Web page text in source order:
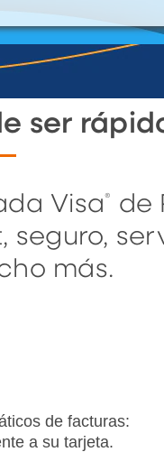
ser
Visa®
de
más.
de facturas:
a su tarjeta.